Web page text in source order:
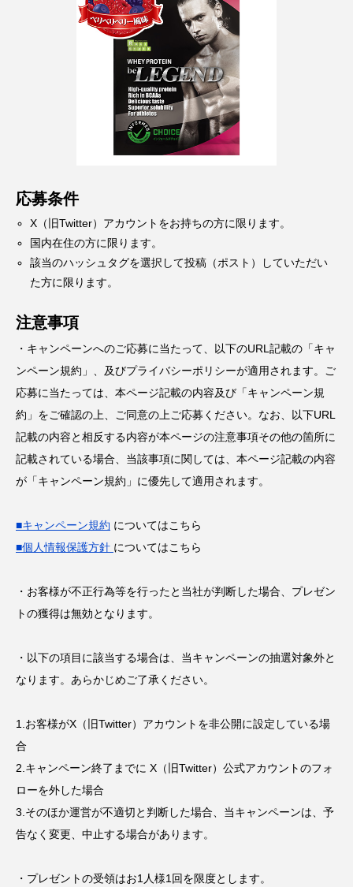
応募条件
X（旧Twitter）アカウントをお持ちの方に限ります。
国内在住の方に限ります。
該当のハッシュタグを選択して投稿（ポスト）していただい
た方に限ります。
注意事項
・キャンペーンへのご応募に当たって、以下のURL記載の「キャ
ンペーン規約」、及びプライバシーポリシーが適用されます。ご
応募に当たっては、本ページ記載の内容及び「キャンペーン規
約」をご確認の上、ご同意の上ご応募ください。なお、以下URL
記載の内容と相反する内容が本ページの注意事項その他の箇所に
記載されている場合、当該事項に関しては、本ページ記載の内容
が「キャンペーン規約」に優先して適用されます。
■キャンペーン規約 についてはこちら
■個人情報保護方針 についてはこちら
・お客様が不正行為等を行ったと当社が判断した場合、プレゼン
トの獲得は無効となります。
・以下の項目に該当する場合は、当キャンペーンの抽選対象外と
なります。あらかじめご了承ください。
1.お客様がX（旧Twitter）アカウントを非公開に設定している場
合
2.キャンペーン終了までに X（旧Twitter）公式アカウントのフォ
ローを外した場合
3.そのほか運営が不適切と判断した場合、当キャンペーンは、予
告なく変更、中止する場合があります。
・プレゼントの受領はお1人様1回を限度とします。